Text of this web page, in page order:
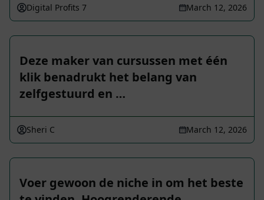
Digital Profits 7 March 12, 2026
Deze maker van cursussen met één
klik benadrukt het belang van
zelfgestuurd en …
Sheri C March 12, 2026
Voer gewoon de niche in om het beste